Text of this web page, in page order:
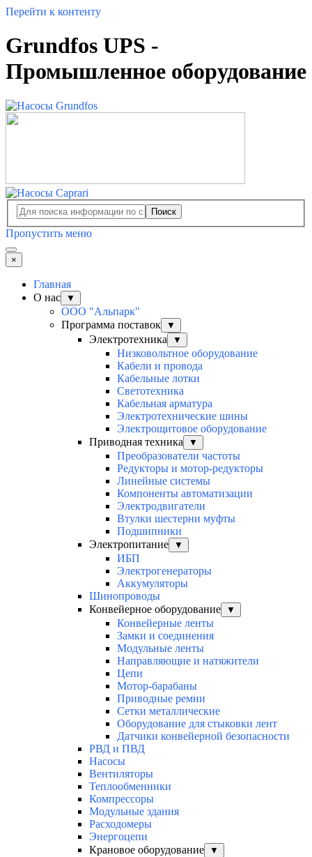
Перейти к контенту
Grundfos UPS -
Промышленное оборудование
Поиск
Пропустить меню
×
Главная
О нас
▼
ООО "Альпарк"
Программа поставок
▼
Электротехника ▼
Низковольтное оборудование
Кабели и провода
Кабельные лотки
Светотехника
Кабельная арматура
Электротехнические шины
Электрощитовое оборудование
Приводная техника
▼
Преобразователи частоты
Редукторы и мотор-редукторы
Линейные системы
Компоненты автоматизации
Электродвигатели
Втулки шестерни муфты
Подшипники
Электропитание
▼
ИБП
Электрогенераторы
Аккумуляторы
Шинопроводы
Конвейерное оборудование
▼
Конвейерные ленты
Замки и соединения
Модульные ленты
Направляющие и натяжители
Цепи
Мотор-барабаны
Приводные ремни
Сетки металлические
Оборудование для стыковки лент
Датчики конвейерной безопасности
РВД и ПВД
Насосы
Вентиляторы
Теплообменники
Компрессоры
Модульные здания
Расходомеры
Энергоцепи
Крановое оборудование
▼